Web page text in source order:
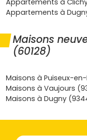
coche les cases
stratégique et
dans tamaison
programmes
bonne adresse au
l’accompagnement
Appartements à
Appartements à
Maisons
(60128)
Maisons à Puiseux-
Maisons à Vaujours
Maisons à Dugny